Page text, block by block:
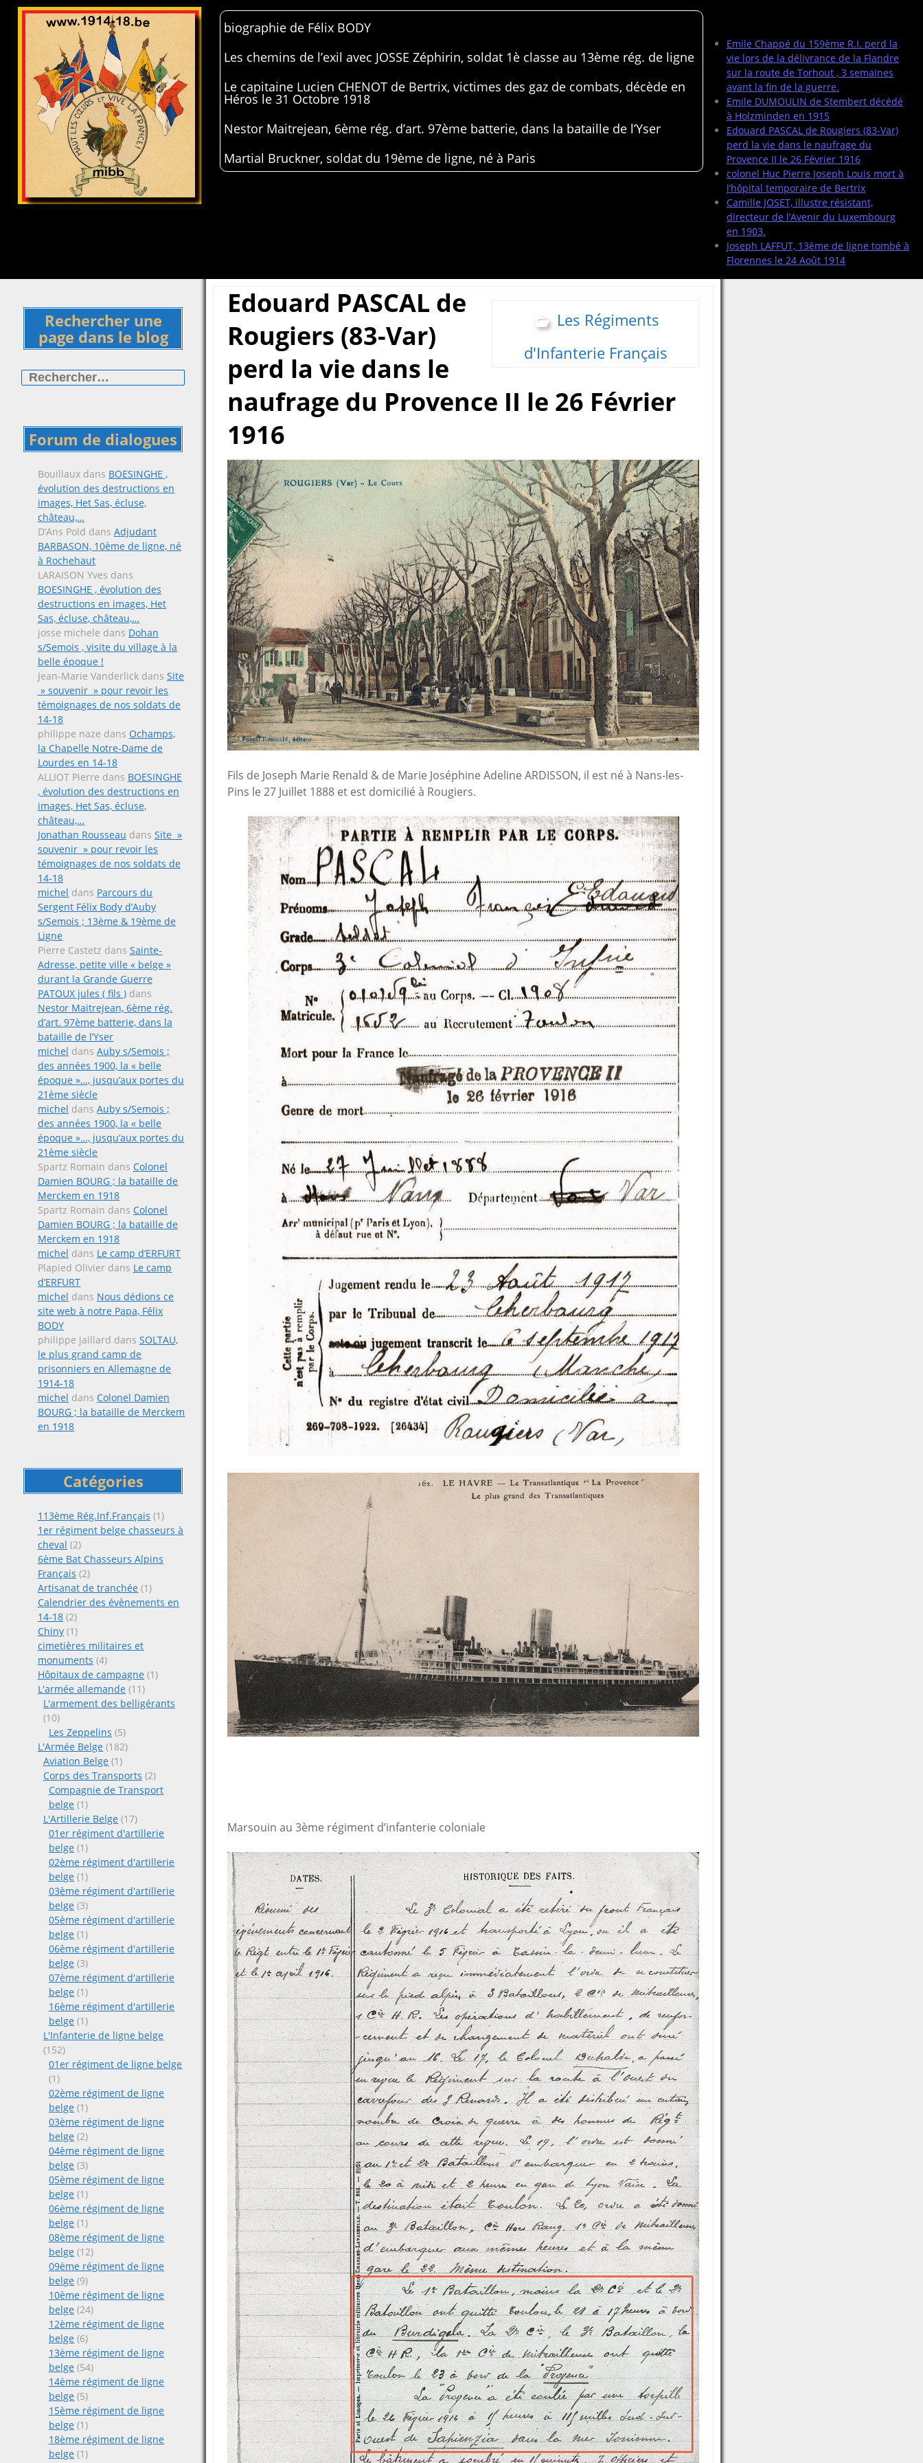
Emile Chappé du 159ème R.I. perd la
vie lors de la délivrance de la Flandre
sur la route de Torhout , 3 semaines
avant la fin de la guerre.
Emile DUMOULIN de Stembert décédé
à Holzminden en 1915
Edouard PASCAL de Rougiers (83-Var)
perd la vie dans le naufrage du
Provence II le 26 Février 1916
colonel Huc Pierre Joseph Louis mort à
l’hôpital temporaire de Bertrix
Camille JOSET, illustre résistant,
directeur de l’Avenir du Luxembourg
en 1903.
Joseph LAFFUT, 13ème de ligne tombé à
Florennes le 24 Août 1914
biographie de Félix BODY
Les chemins de l’exil avec JOSSE Zéphirin, soldat 1è classe au 13ème rég. de ligne
Le capitaine Lucien CHENOT de Bertrix, victimes des gaz de combats, décède en
Héros le 31 Octobre 1918
Nestor Maitrejean, 6ème rég. d’art. 97ème batterie, dans la bataille de l’Yser
Martial Bruckner, soldat du 19ème de ligne, né à Paris
Rechercher une
page dans le blog
Forum de dialogues
Bouillaux dans BOESINGHE ,
évolution des destructions en
images, Het Sas, écluse,
château,…
D’Ans Pold dans Adjudant
BARBASON, 10ème de ligne, né
à Rochehaut
LARAISON Yves dans
BOESINGHE , évolution des
destructions en images, Het
Sas, écluse, château,…
josse michele dans Dohan
s/Semois , visite du village à la
belle époque !
Jean-Marie Vanderlick dans Site
» souvenir » pour revoir les
témoignages de nos soldats de
14-18
philippe naze dans Ochamps,
la Chapelle Notre-Dame de
Lourdes en 14-18
ALLIOT Pierre dans BOESINGHE
, évolution des destructions en
images, Het Sas, écluse,
château,…
Jonathan Rousseau dans Site »
souvenir » pour revoir les
témoignages de nos soldats de
14-18
michel dans Parcours du
Sergent Félix Body d’Auby
s/Semois ; 13ème & 19ème de
Ligne
Pierre Castetz dans Sainte-
Adresse, petite ville « belge »
durant la Grande Guerre
PATOUX jules ( fils ) dans
Nestor Maitrejean, 6ème rég.
d’art. 97ème batterie, dans la
bataille de l’Yser
michel dans Auby s/Semois ;
des années 1900, la « belle
époque »…, jusqu’aux portes du
21ème siècle
michel dans Auby s/Semois ;
des années 1900, la « belle
époque »…, jusqu’aux portes du
21ème siècle
Spartz Romain dans Colonel
Damien BOURG ; la bataille de
Merckem en 1918
Spartz Romain dans Colonel
Damien BOURG ; la bataille de
Merckem en 1918
michel dans Le camp d’ERFURT
Plapied Olivier dans Le camp
d’ERFURT
michel dans Nous dédions ce
site web à notre Papa, Félix
BODY
philippe jaillard dans SOLTAU,
le plus grand camp de
prisonniers en Allemagne de
1914-18
michel dans Colonel Damien
BOURG ; la bataille de Merckem
en 1918
Catégories
113ème Rég.Inf.Français (1)
1er régiment belge chasseurs à
cheval (2)
6ème Bat Chasseurs Alpins
Français (2)
Artisanat de tranchée (1)
Calendrier des évènements en
14-18 (2)
Chiny (1)
cimetières militaires et
monuments (4)
Hôpitaux de campagne (1)
L'armée allemande (11)
L'armement des belligérants
(10)
Les Zeppelins (5)
L'Armée Belge (182)
Aviation Belge (1)
Corps des Transports (2)
Compagnie de Transport
belge (1)
L'Artillerie Belge (17)
01er régiment d'artillerie
belge (1)
02ème régiment d'artillerie
belge (1)
03ème régiment d'artillerie
belge (3)
05ème régiment d'artillerie
belge (1)
06ème régiment d'artillerie
belge (3)
07ème régiment d'artillerie
belge (1)
16ème régiment d'artillerie
belge (1)
L'Infanterie de ligne belge
(152)
01er régiment de ligne belge
(1)
02ème régiment de ligne
belge (1)
03ème régiment de ligne
belge (2)
04ème régiment de ligne
belge (3)
05ème régiment de ligne
belge (1)
06ème régiment de ligne
belge (1)
08ème régiment de ligne
belge (12)
09ème régiment de ligne
belge (9)
10ème régiment de ligne
belge (24)
12ème régiment de ligne
belge (6)
13ème régiment de ligne
belge (54)
14ème régiment de ligne
belge (5)
15ème régiment de ligne
belge (1)
18ème régiment de ligne
belge (1)
Les Régiments
d'Infanterie Français
Edouard PASCAL de
Rougiers (83-Var)
perd la vie dans le
naufrage du Provence II le 26 Février
1916
Fils de Joseph Marie Renald & de Marie Joséphine Adeline ARDISSON, il est né à Nans-les-
Pins le 27 Juillet 1888 et est domicilié à Rougiers.
Marsouin au 3ème régiment d’infanterie coloniale